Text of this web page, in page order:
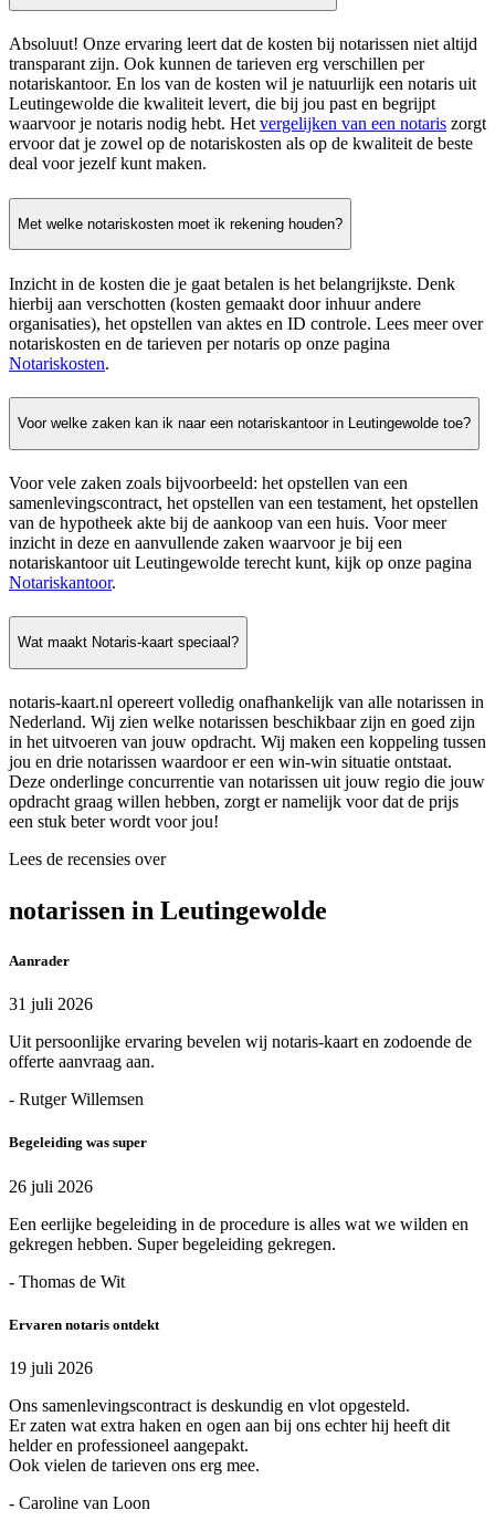
Absoluut! Onze ervaring leert dat de kosten bij notarissen niet altijd
transparant zijn. Ook kunnen de tarieven erg verschillen per
notariskantoor. En los van de kosten wil je natuurlijk een notaris uit
Leutingewolde die kwaliteit levert, die bij jou past en begrijpt
waarvoor je notaris nodig hebt. Hetvergelijken van een notaris zorgt
ervoor dat je zowel op de notariskosten als op de kwaliteit de beste
deal voor jezelf kunt maken.
Met welke notariskosten moet ik rekening houden?
Inzicht in de kosten die je gaat betalen is het belangrijkste. Denk
hierbij aan verschotten (kosten gemaakt door inhuur andere
organisaties), het opstellen van aktes en ID controle. Lees meer over
notariskosten en de tarieven per notaris op onze pagina
Notariskosten.
Voor welke zaken kan ik naar een notariskantoor in Leutingewolde toe?
Voor vele zaken zoals bijvoorbeeld: het opstellen van een
samenlevingscontract, het opstellen van een testament, het opstellen
van de hypotheek akte bij de aankoop van een huis. Voor meer
inzicht in deze en aanvullende zaken waarvoor je bij een
notariskantoor uit Leutingewolde terecht kunt, kijk op onze pagina
Notariskantoor.
Wat maakt Notaris-kaart speciaal?
notaris-kaart.nl opereert volledig onafhankelijk van alle notarissen in
Nederland. Wij zien welke notarissen beschikbaar zijn en goed zijn
in het uitvoeren van jouw opdracht. Wij maken een koppeling tussen
jou en drie notarissen waardoor er een win-win situatie ontstaat.
Deze onderlinge concurrentie van notarissen uit jouw regio die jouw
opdracht graag willen hebben, zorgt er namelijk voor dat de prijs
een stuk beter wordt voor jou!
Lees de recensies over
notarissen in Leutingewolde
Aanrader
31 juli 2026
Uit persoonlijke ervaring bevelen wij notaris-kaart en zodoende de
offerte aanvraag aan.
- Rutger Willemsen
Begeleiding was super
26 juli 2026
Een eerlijke begeleiding in de procedure is alles wat we wilden en
gekregen hebben. Super begeleiding gekregen.
- Thomas de Wit
Ervaren notaris ontdekt
19 juli 2026
Ons samenlevingscontract is deskundig en vlot opgesteld.
Er zaten wat extra haken en ogen aan bij ons echter hij heeft dit
helder en professioneel aangepakt.
Ook vielen de tarieven ons erg mee.
- Caroline van Loon